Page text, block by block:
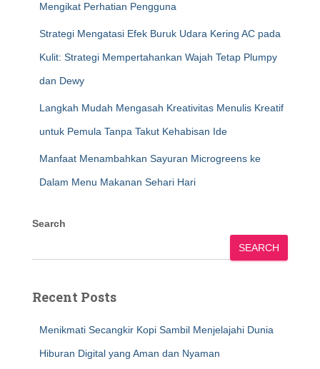
Mengikat Perhatian Pengguna
Strategi Mengatasi Efek Buruk Udara Kering AC pada
Kulit: Strategi Mempertahankan Wajah Tetap Plumpy
dan Dewy
Langkah Mudah Mengasah Kreativitas Menulis Kreatif
untuk Pemula Tanpa Takut Kehabisan Ide
Manfaat Menambahkan Sayuran Microgreens ke
Dalam Menu Makanan Sehari Hari
Search
SEARCH
Recent Posts
Menikmati Secangkir Kopi Sambil Menjelajahi Dunia
Hiburan Digital yang Aman dan Nyaman